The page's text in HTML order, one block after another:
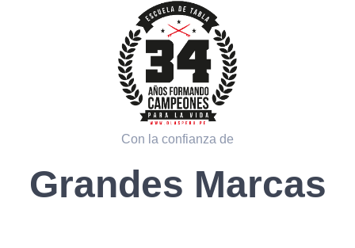
Con la confianza de
Grandes Marcas